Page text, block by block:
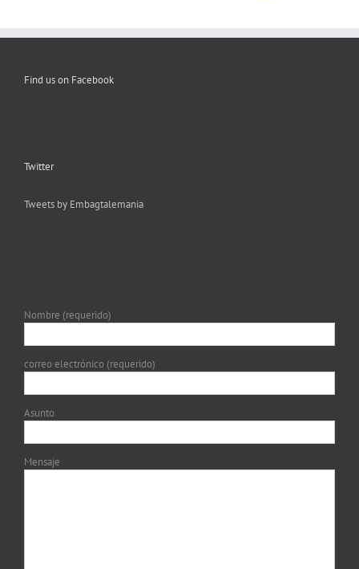
Find us on Facebook
Twitter
Tweets by Embagtalemania
Nombre (requerido)
correo electrónico (requerido)
Asunto
Mensaje